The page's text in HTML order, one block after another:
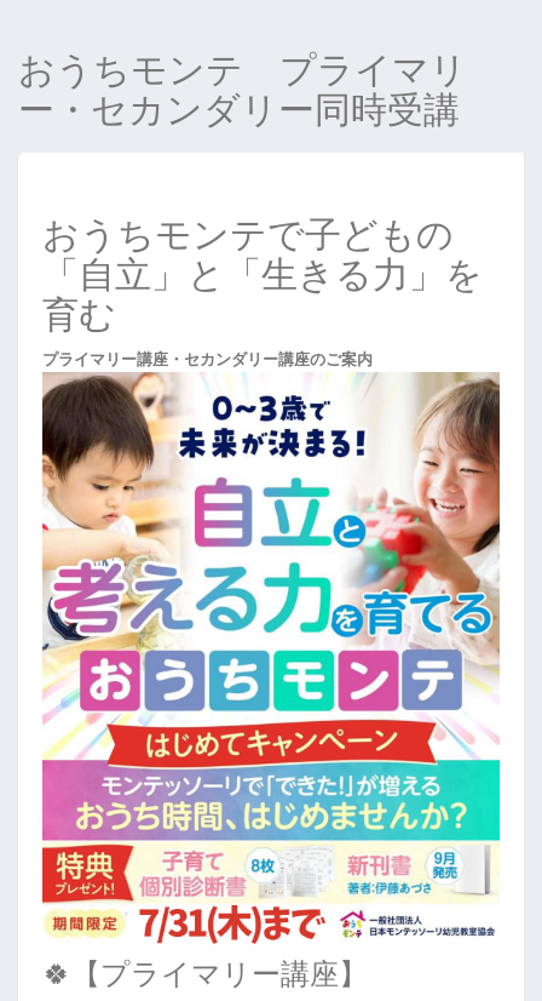
おうちモンテ プライマリ
ー・セカンダリー同時受講
おうちモンテで子どもの
「自立」と「生きる力」を
育む
プライマリー講座・セカンダリー講座のご案内
🍀【プライマリー講座】